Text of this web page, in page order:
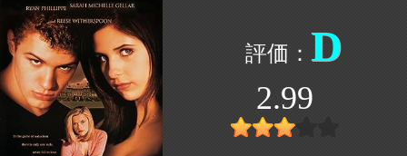
D
2.99